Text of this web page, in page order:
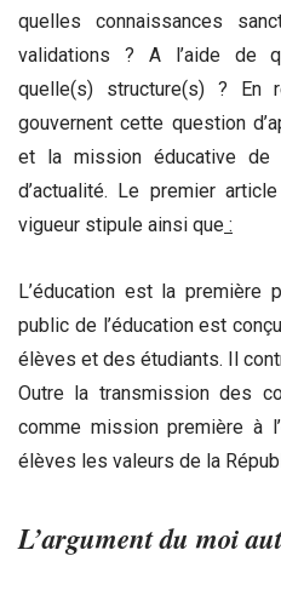
quelles connaissances
validations ? A l’aide de
quelle(s) structure(s) ? En
gouvernent cette question
et la mission éducative de
d’actualité. Le premier
vigueur stipule ainsi que :
L’éducation est la première
public de l’éducation est
élèves et des étudiants. Il
Outre la transmission des
comme mission première à
élèves les valeurs de la
L’argument du moi